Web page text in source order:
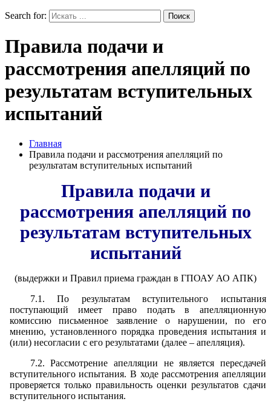
Search for:
Правила подачи и
рассмотрения апелляций по
результатам вступительных
испытаний
Главная
Правила подачи и рассмотрения апелляций по
результатам вступительных испытаний
Правила подачи и
рассмотрения апелляций по
результатам вступительных
испытаний
(выдержки и Правил приема граждан в ГПОАУ АО АПК)
7.1. По результатам вступительного испытания
поступающий имеет право подать в апелляционную
комиссию письменное заявление о нарушении, по его
мнению, установленного порядка проведения испытания и
(или) несогласии с его результатами (далее – апелляция).
7.2. Рассмотрение апелляции не является пересдачей
вступительного испытания. В ходе рассмотрения апелляции
проверяется только правильность оценки результатов сдачи
вступительного испытания.